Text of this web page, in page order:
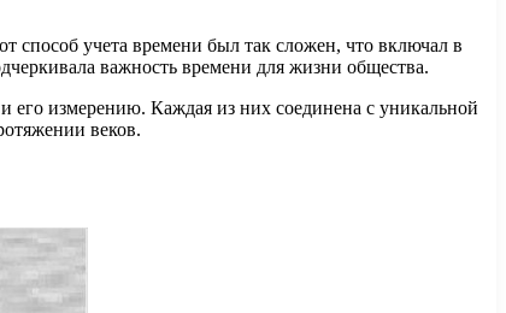
способ учета времени был так сложен, что включал в
важность времени для жизни общества.
его измерению. Каждая из них соединена с уникальной
веков.